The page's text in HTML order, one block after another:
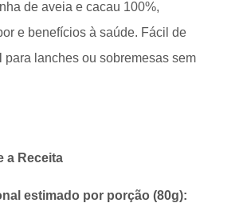
de aveia e cacau 100%,
e benefícios à saúde. Fácil de
para lanches ou sobremesas sem
a Receita
estimado por porção (80g):